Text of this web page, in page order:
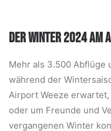
AT
DER WINTER 2024 AM
Mehr als 3.500 Abflüge
während der
Airport Weeze
oder um Freunde und
vergangenen Winter